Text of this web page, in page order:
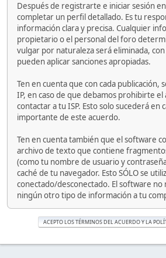
Después de registrarte e iniciar sesión
completar un perfil detallado. Es tu
información clara y precisa. Cualquier
propietario o el personal del foro
vulgar por naturaleza será eliminada,
pueden aplicar sanciones apropiadas.
Ten en cuenta que con cada publicación,
IP, en caso de que debamos prohibirte el
contactar a tu ISP. Esto solo sucederá en
importante de este acuerdo.
Ten en cuenta también que el software
archivo de texto que contiene
(como tu nombre de usuario y
caché de tu navegador. Esto SÓLO se
conectado/desconectado. El software no
ningún otro tipo de información a tu